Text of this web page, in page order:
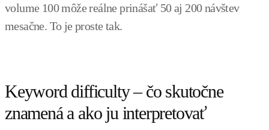
volume 100 môže reálne prinášať 50 aj 200 návštev
mesačne. To je proste tak.
Keyword difficulty – čo skutočne
znamená a ako ju interpretovať